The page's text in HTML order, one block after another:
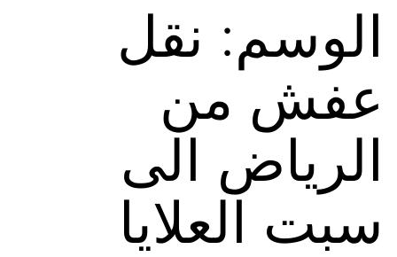
الوسم: نقل
عفش من
الرياض الى
سبت العلايا